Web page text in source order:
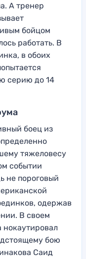
А тренер
бойцом
работать. В
в обоих
серию до 14
боец из
тяжеловесу
событии
не пороговый
одержав
В своем
нокаутировал
бою
Саид